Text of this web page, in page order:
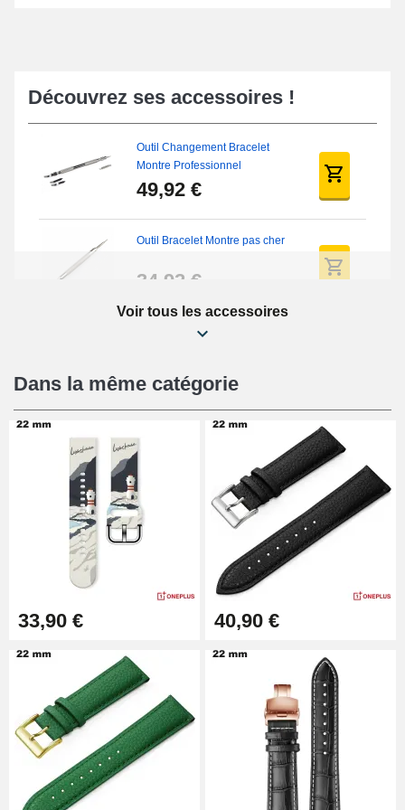
Découvrez ses accessoires !
Outil Changement Bracelet
Montre Professionnel
49,92 €
Outil Bracelet Montre pas cher
34,92 €
Kit Réparation Montre Débutant
16,90 €
Pied à Coulisse Numérique
Pince à Poinçonner (pince trou)
Pince Trou pour Bracelet de
Kit Horlogerie Débutant
26,90 €
Boîte Pompe Bracelet Montre -
Voir tous les accessoires
Dans la même catégorie
33,90 € 40,90 €